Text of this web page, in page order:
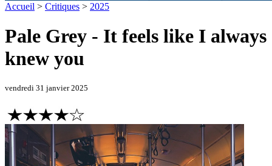
Accueil > Critiques > 2025
Pale Grey - It feels like I always
knew you
vendredi 31 janvier 2025